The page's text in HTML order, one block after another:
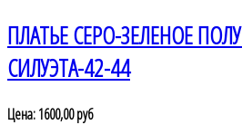
ПЛАТЬЕ СЕРО-ЗЕЛЕНОЕ
СИЛУЭТА-42-44
Цена:1600,00 руб